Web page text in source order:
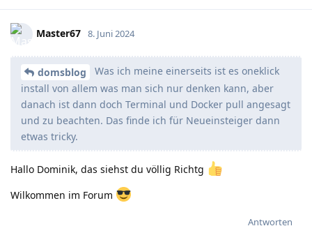
Master67 8. Juni 2024
domsblog
Was ich meine einerseits ist es oneklick
install von allem was man sich nur denken kann, aber
danach ist dann doch Terminal und Docker pull angesagt
und zu beachten. Das finde ich für Neueinsteiger dann
etwas tricky.
Hallo Dominik, das siehst du völlig Richtg
Wilkommen im Forum
Antworten